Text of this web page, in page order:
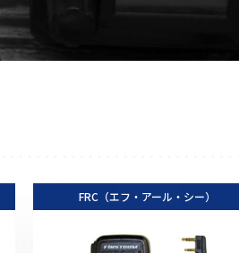
ポータブルワイヤレスアンプ
レコーダーFRC（エフ・アール・シー）